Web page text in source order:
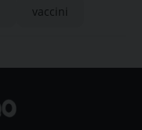
vaccini